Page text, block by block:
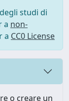
studi di
a non-
a CC0 License
o creare un